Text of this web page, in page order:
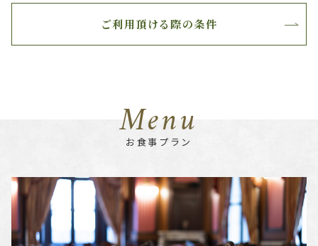
ご利用頂ける際の条件
Menu
お食事プラン